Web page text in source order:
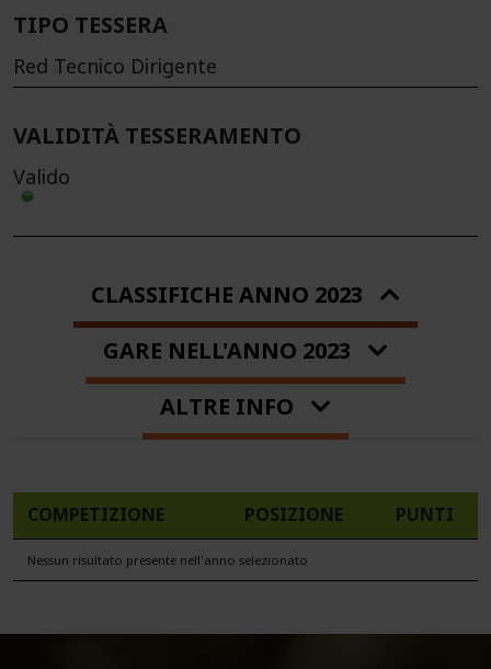
TIPO TESSERA
Red Tecnico Dirigente
VALIDITÀ TESSERAMENTO
Valido
CLASSIFICHE ANNO 2023
GARE NELL'ANNO 2023
ALTRE INFO
COMPETIZIONE POSIZIONE PUNTI
Nessun risultato presente nell'anno selezionato